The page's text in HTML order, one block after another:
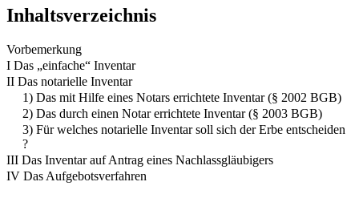
Inhaltsverzeichnis
Vorbemerkung
I Das „einfache“ Inventar
II Das notarielle Inventar
1) Das mit Hilfe eines Notars errichtete Inventar (§ 2002 BGB)
2) Das durch einen Notar errichtete Inventar (§ 2003 BGB)
3) Für welches notarielle Inventar soll sich der Erbe entscheiden
?
III Das Inventar auf Antrag eines Nachlassgläubigers
IV Das Aufgebotsverfahren